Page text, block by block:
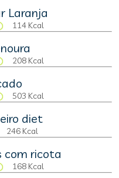
Laranja
114 Kcal
208 Kcal
503 Kcal
diet
246 Kcal
com ricota
168 Kcal